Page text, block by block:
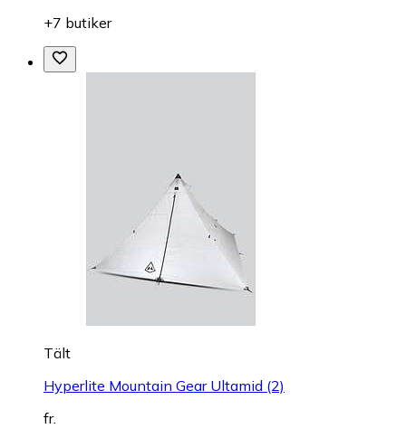
+7 butiker
Tält
Hyperlite Mountain Gear Ultamid (2)
fr.